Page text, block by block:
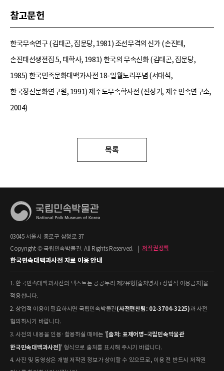
참고문헌
한국무속연구 (김태곤, 집문당, 1981) 조선무격의 신가 (손진태,
손진태선생전집 5, 태학사, 1981) 한국의 무속신화 (김태곤, 집문당,
1985) 한국민족문화대백과사전 18-일월노리푸념 (서대석,
한국정신문화연구원, 1991) 제주도무속학사전 (진성기, 제주민속연구소,
2004)
목록
03045 서울시 종로구 삼청로 37
Copyright © 국립민속박물관. All Rights Reserved.
저작권정책
한국민속대백과사전 자료 이용 안내
1. 한국민속대백과사전의 텍스트는 공공누리 제2유형(출처명시+상업적 이용금지)을
적용합니다.
2. 상업적 이용이 필요하시면 국립민속박물관(사전편찬팀: 02-3704-3225)과 사전
협의하시기 바랍니다.
3. 사전의 내용을 인용·활용하실 때에는 '[출처: 표제어명–국립민속박물관
한국민속대백과사전]' 형식으로 출처를 표시해 주시기 바랍니다.
4. 사진 및 동영상은 개별 저작권 정보가 상이할 수 있으므로, 이용 전 반드시 저작권